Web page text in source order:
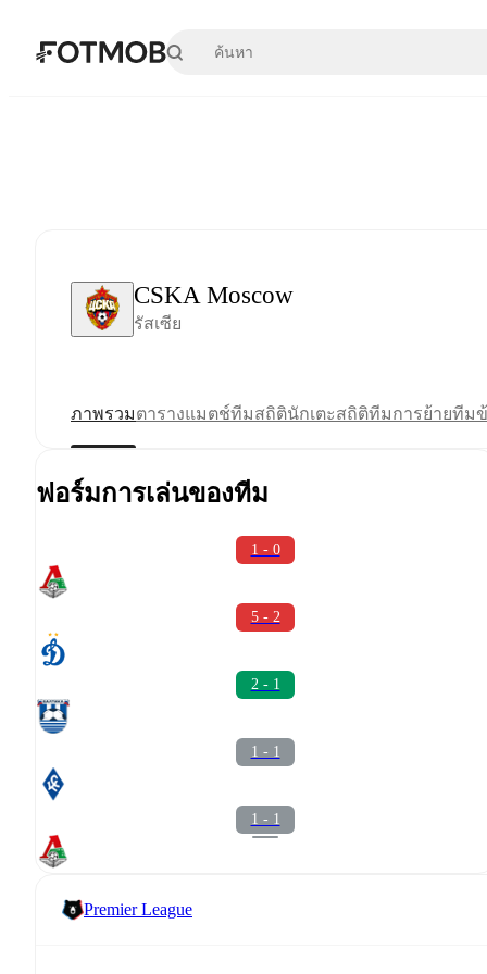
ข้ามไปยังเนื้อหาหลัก
CSKA Moscow
รัสเซีย
ภาพรวมตารางแมตช์ทีมสถิตินักเตะสถิติทีมการย้ายทีม
ฟอร์มการเล่นของทีม
1 - 0
5 - 2
2 - 1
1 - 1
1 - 1
Premier League